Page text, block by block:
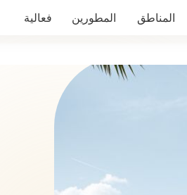
فعالية المطورين المناطق